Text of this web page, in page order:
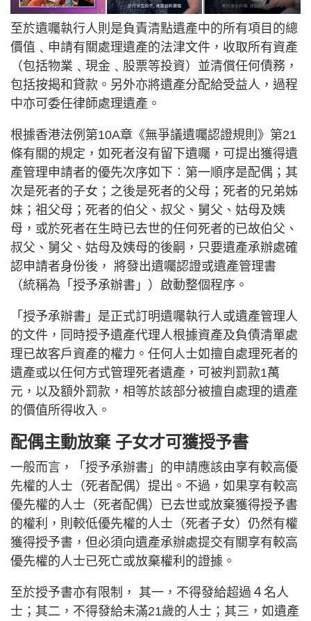
至於遺囑執行人則是負責清點遺產中的所有項目的總
價值﹑申請有關處理遺產的法津文件，收取所有資產
（包括物業﹑現金﹑股票等投資）並清償任何債務，
包括按揭和貸款。另外亦將遺產分配給受益人，過程
中亦可委任律師處理遺產。
根據香港法例第10A章《無爭議遺囑認證規則》第21
條有關的規定，如死者沒有留下遺囑，可提出獲得遺
產管理申請者的優先次序如下︰第一順序是配偶；其
次是死者的子女；之後是死者的父母；死者的兄弟姊
妹；祖父母；死者的伯父、叔父、舅父、姑母及姨
母，或於死者在生時已去世的任何死者的已故伯父、
叔父、舅父、姑母及姨母的後嗣，只要遺產承辦處確
認申請者身份後， 將發出遺囑認證或遺產管理書
（統稱為「授予承辦書」）啟動整個程序。
「授予承辦書」是正式訂明遺囑執行人或遺產管理人
的文件，同時授予遺產代理人根據資產及負債清單處
理已故客戶資產的權力。任何人士如擅自處理死者的
遺產或以任何方式管理死者遺產，可被判罰款1萬
元，以及額外罰款，相等於該部分被擅自處理的遺產
的價值所得收入。
配偶主動放棄 子女才可獲授予書
一般而言，「授予承辦書」的申請應該由享有較高優
先權的人士（死者配偶）提出。不過，如果享有較高
優先權的人士（死者配偶）已去世或放棄獲得授予書
的權利，則較低優先權的人士（死者子女）仍然有權
獲得授予書，但必須向遺產承辦處提交有關享有較高
優先權的人士已死亡或放棄權利的證據。
至於授予書亦有限制， 其一，不得發給超過４名人
士；其二，不得發給未滿21歲的人士；其三，如遺產